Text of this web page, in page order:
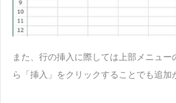
また、行の挿入に際しては上部メニュー
ら「挿入」をクリックすることでも追加